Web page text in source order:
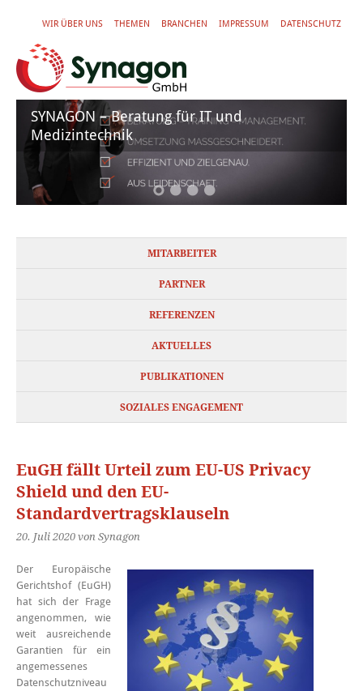
WIR ÜBER UNS THEMEN BRANCHEN IMPRESSUM DATENSCHUTZ
SYNAGON – Beratung für IT und
Medizintechnik
MITARBEITER
PARTNER
REFERENZEN
AKTUELLES
PUBLIKATIONEN
SOZIALES ENGAGEMENT
EuGH fällt Urteil zum EU-US Privacy
Shield und den EU-
Standardvertragsklauseln
20. Juli 2020 von Synagon
Der Europäische
Gerichtshof (EuGH)
hat sich der Frage
angenommen, wie
weit ausreichende
Garantien für ein
angemessenes
Datenschutzniveau